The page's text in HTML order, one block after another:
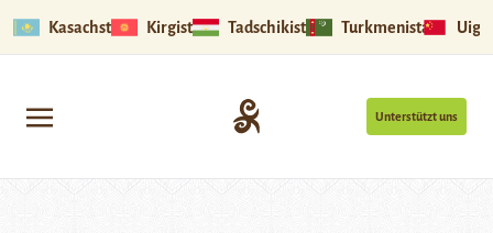
Kasachstan Kirgistan Tadschikistan Turkmenistan
Unterstützt uns